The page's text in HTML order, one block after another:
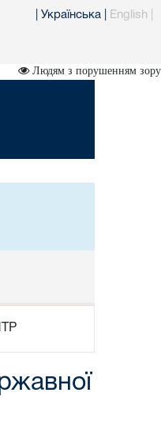
Українська English
Людям з порушенням зору